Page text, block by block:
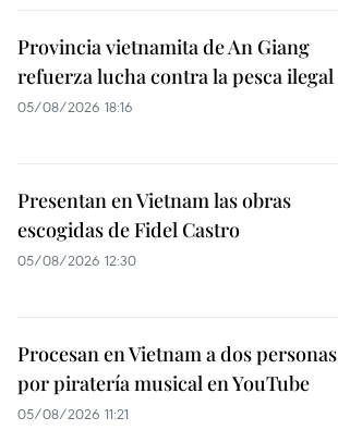
Provincia vietnamita de An Giang
refuerza lucha contra la pesca ilegal
05/08/2026 18:16
Presentan en Vietnam las obras
escogidas de Fidel Castro
05/08/2026 12:30
Procesan en Vietnam a dos personas
por piratería musical en YouTube
05/08/2026 11:21